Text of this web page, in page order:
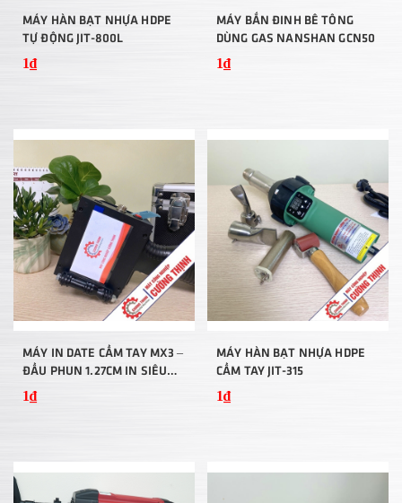
MÁY HÀN BẠT NHỰA HDPE
TỰ ĐỘNG JIT-800L
1₫
MÁY BẮN ĐINH BÊ TÔNG
DÙNG GAS NANSHAN GCN50
1₫
MÁY IN DATE CẦM TAY MX3 –
ĐẦU PHUN 1.27CM IN SIÊU
NÉT
1₫
MÁY HÀN BẠT NHỰA HDPE
CẦM TAY JIT-315
1₫